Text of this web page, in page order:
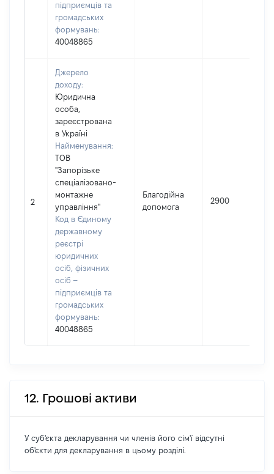
підприємців та
громадських
формувань:
40048865
2
Джерело
доходу:
Юридична
особа,
зареєстрована
в Україні
Найменування:
ТОВ
"Запорізьке
спеціалізовано-
монтажне
управління"
Код в Єдиному
державному
реєстрі
юридичних
осіб, фізичних
осіб –
підприємців та
громадських
формувань:
40048865
Благодійна
допомога
2900
12. Грошові активи
У суб'єкта декларування чи членів його сім'ї відсутні
об'єкти для декларування в цьому розділі.